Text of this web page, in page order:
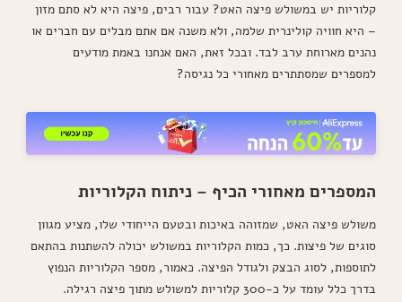
קלוריות יש במשולש פיצה האט? עבור רבים, פיצה היא לא סתם מזון
– היא חוויה קולינרית שלמה, ולא משנה אם אתם מבלים עם חברים או
נהנים מארוחת ערב לבד. ובכל זאת, האם אנחנו באמת מודעים
למספרים שמסתתרים מאחורי כל נגיסה?
המספרים מאחורי הכיף – ניתוח הקלוריות
משולש פיצה האט, שמזוהה באיכות ובטעם הייחודי שלו, מציע מגוון
סוגים של פיצות. כך, כמות הקלוריות במשולש יכולה להשתנות בהתאם
לתוספות, לסוג הבצק ולגודל הפיצה. כאמור, מספר הקלוריות הנפוץ
בדרך כלל עומד על כ-300 קלוריות למשולש מתוך פיצה רגילה.